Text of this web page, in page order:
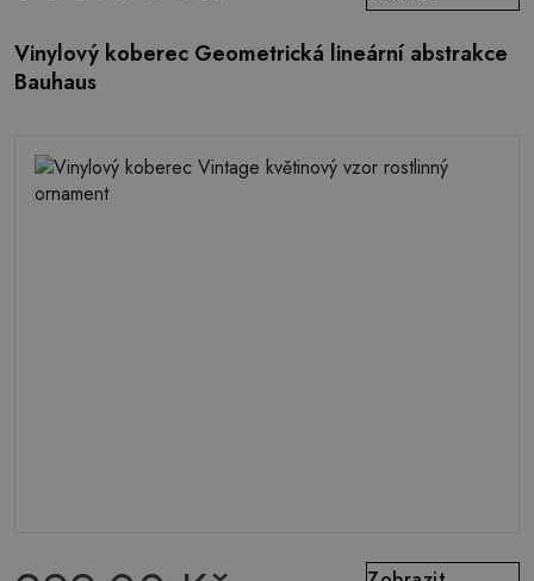
Vinylový koberec Geometrická lineární abstrakce
Bauhaus